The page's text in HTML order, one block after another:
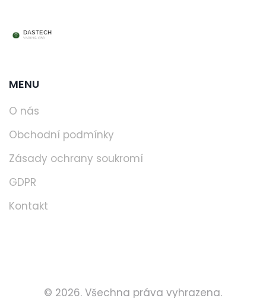
MENU
O nás
Obchodní podmínky
Zásady ochrany soukromí
GDPR
Kontakt
© 2026. Všechna práva vyhrazena.